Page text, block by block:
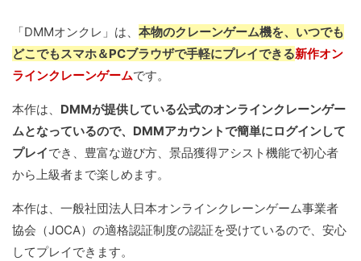
「DMMオンクレ」は、 本物のクレーンゲーム機を、いつでも
どこでもスマホ＆PCブラウザで手軽にプレイできる新作オン
ラインクレーンゲームです。
本作は、 DMMが提供している公式のオンラインクレーンゲー
ムとなっているので、DMMアカウントで簡単にログインして
プレイでき、豊富な遊び方、景品獲得アシスト機能で初心者
から上級者まで楽しめます。
本作は、一般社団法人日本オンラインクレーンゲーム事業者
協会（JOCA）の適格認証制度の認証を受けているので、安心
してプレイできます。